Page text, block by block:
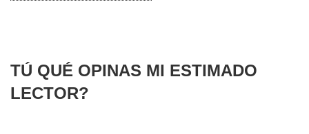
TÚ QUÉ OPINAS MI ESTIMADO
LECTOR?